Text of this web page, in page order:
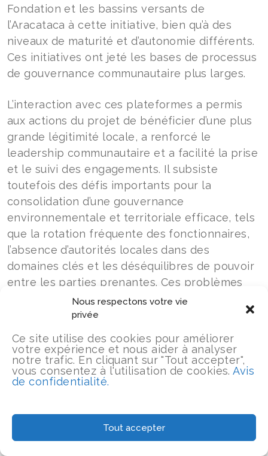
Nous respectons votre vie
privée
Ce site utilise des cookies pour améliorer
votre expérience et nous aider à analyser
notre trafic. En cliquant sur "Tout accepter",
vous consentez à l'utilisation de cookies.Avis
de confidentialité.
Tout accepter
Fondation et les bassins versants de
l’Aracataca à cette initiative, bien qu’à des
niveaux de maturité et d’autonomie différents.
Ces initiatives ont jeté les bases de processus
de gouvernance communautaire plus larges.
L’interaction avec ces plateformes a permis
aux actions du projet de bénéficier d’une plus
grande légitimité locale, a renforcé le
leadership communautaire et a facilité la prise
et le suivi des engagements. Il subsiste
toutefois des défis importants pour la
consolidation d’une gouvernance
environnementale et territoriale efficace, tels
que la rotation fréquente des fonctionnaires,
l’absence d’autorités locales dans des
domaines clés et les déséquilibres de pouvoir
entre les parties prenantes. Ces problèmes
sont apparus dans des communautés telles
que Bocas de Cataca et Remolino, où le
manque d’organisation, de représentation et
de clarté quant à leurs propres revendications
a limité leur consolidation institutionnelle par
rapport à des communautés dotées de
qui a généré des asymétries dans les espaces
de prise de décision.